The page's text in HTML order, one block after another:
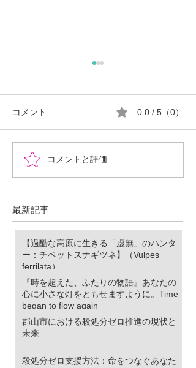
『時を超えた、ふたりの
物語』あなたの心に小さ
に。Time began to flow again
コメント 0.0 / 5（0）
コメントと評価...
最新記事
【過酷な高原に生きる「虚無」のハンタ
ー：チベットスナギツネ】（Vulpes
ferrilata）
『時を超えた、ふたりの物語』あなたの
心に小さな灯をともせますように。Time
began to flow again
郡山市における殺処分ゼロ推進の現状と
未来
殺処分ゼロ支援方法：命をつなぐあなた